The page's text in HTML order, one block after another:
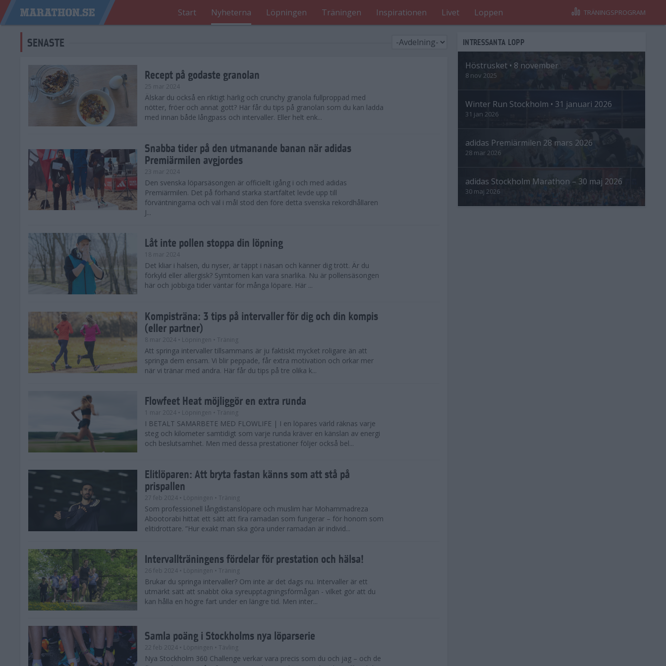
Start Nyheterna Löpningen Träningen Inspirationen Livet Loppen TRÄNINGSPROGRAM
SENASTE
Recept på godaste granolan
25 mar 2024
Älskar du också en riktigt härlig och crunchy granola fullproppad med
nötter, fröer och annat gott? Här får du tips på granolan som du kan ladda
med innan både långpass och intervaller. Eller helt enk...
Snabba tider på den utmanande banan när adidas
Premiärmilen avgjordes
23 mar 2024
Den svenska löparsäsongen är officiellt igång i och med adidas
Premiärmilen. Det på förhand starka startfältet levde upp till
förväntningarna och väl i mål stod den före detta svenska rekordhållaren
J...
Låt inte pollen stoppa din löpning
18 mar 2024
Det kliar i halsen, du nyser, är täppt i näsan och känner dig trött. Är du
förkyld eller allergisk? Symtomen kan vara snarlika. Nu är pollensäsongen
här och jobbiga tider väntar för många löpare. Här ...
Kompisträna: 3 tips på intervaller för dig och din kompis
(eller partner)
8 mar 2024 • Löpningen • Träning
Att springa intervaller tillsammans är ju faktiskt mycket roligare än att
springa dem ensam. Vi blir peppade, får extra motivation och orkar mer
när vi tränar med andra. Här får du tips på tre olika k...
Flowfeet Heat möjliggör en extra runda
1 mar 2024 • Löpningen • Träning
I BETALT SAMARBETE MED FLOWLIFE | I en löpares värld räknas varje
steg och kilometer samtidigt som varje runda kräver en känslan av energi
och beslutsamhet. Men med dessa prestationer följer också bel...
Elitlöparen: Att bryta fastan känns som att stå på
prispallen
27 feb 2024 • Löpningen • Träning
Som professionell långdistanslöpare och muslim har Mohammadreza
Abootorabi hittat ett sätt att fira ramadan som fungerar – för honom som
elitidrottare. ”Hur exakt man ska göra under ramadan är individ...
Intervallträningens fördelar för prestation och hälsa!
26 feb 2024 • Löpningen • Träning
Brukar du springa intervaller? Om inte är det dags nu. Intervaller är ett
utmärkt sätt att snabbt öka syreupptagningsförmågan - vilket gör att du
kan hålla en högre fart under en längre tid. Men inter...
Samla poäng i Stockholms nya löparserie
22 feb 2024 • Löpningen • Tävling
Nya Stockholm 360 Challenge verkar vara precis som du och jag – och de
INTRESSANTA LOPP
Höstrusket • 8 november
8 nov 2025
Winter Run Stockholm • 31 januari 2026
31 jan 2026
adidas Premiärmilen 28 mars 2026
28 mar 2026
adidas Stockholm Marathon – 30 maj 2026
30 maj 2026